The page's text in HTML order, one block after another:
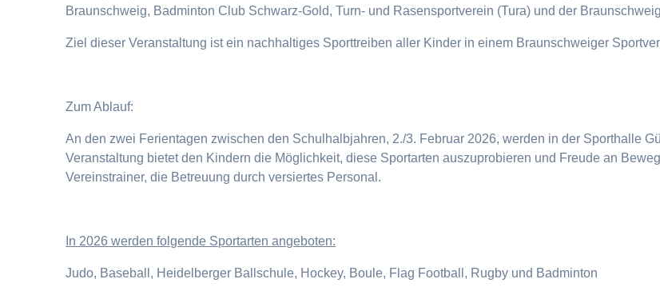
Braunschweig, Badminton Club Schwarz-Gold, Turn- und Rasensportverein (Tura) und der
Ziel dieser Veranstaltung ist ein nachhaltiges Sporttreiben aller Kinder in einem Braunschweiger
Zum Ablauf:
An den zwei Ferientagen zwischen den Schulhalbjahren, 2./3. Februar 2026, werden in der Sporthalle
Veranstaltung bietet den Kindern die Möglichkeit, diese Sportarten auszuprobieren und Freude an
Vereinstrainer, die Betreuung durch versiertes Personal.
n 2026 werden folgende Sportarten angeboten:
Judo, Baseball, Heidelberger Ballschule, Hockey, Boule, Flag Football, Rugby und Badminton